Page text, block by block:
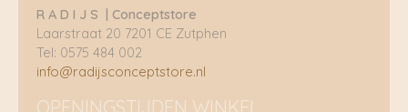
R A D I J S | Conceptstore
Laarstraat 20 7201 CE Zutphen
Tel: 0575 484 002
info@radijsconceptstore.nl
OPENINGSTIJDEN WINKEL